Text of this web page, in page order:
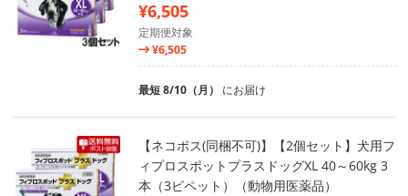
¥6,505
定期便対象
¥6,505
最短 8/10（月） にお届け
【ネコポス(同梱不可)】【2個セット】犬用フ
ィプロスポットプラスドッグXL 40～60kg 3
本（3ピペット）（動物用医薬品）